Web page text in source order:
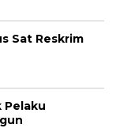
Sat Reskrim
Pelaku